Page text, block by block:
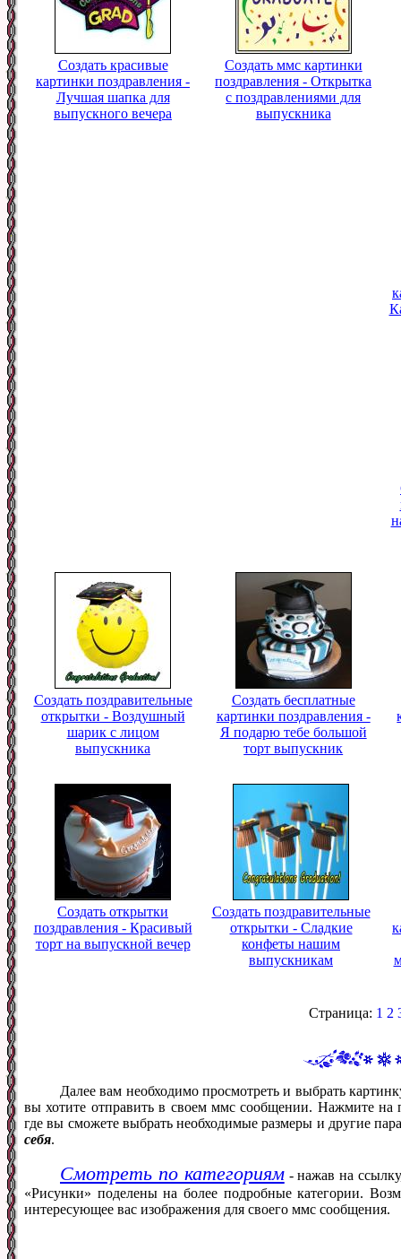
Создать красивые
картинки поздравления -
Лучшая шапка для
выпускного вечера
Создать ммс картинки
поздравления - Открытка
с поздравлениями для
выпускника
Создать поздравительные
открытки - Воздушный
шарик с лицом
выпускника
Создать бесплатные
картинки поздравления -
Я подарю тебе большой
торт выпускник
Создать открытки
поздравления - Красивый
торт на выпускной вечер
Создать поздравительные
открытки - Сладкие
конфеты нашим
выпускникам
Страница: 1 2
Далее вам необходимо просмотреть и выбрать
вы хотите отправить в своем ммс сообщении. Нажмите
где вы сможете выбрать необходимые размеры и другие
себя.
Смотреть по категориям- нажав на
«Рисунки» поделены на более подробные категории.
интересующее вас изображения для своего ммс сообщения.